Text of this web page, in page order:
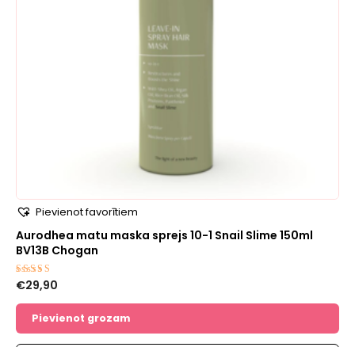
Pievienot favorītiem
Aurodhea matu maska sprejs 10-1 Snail Slime 150ml
BV13B Chogan
Novērtēts
ar
5.00
€29,90
Pievienot grozam